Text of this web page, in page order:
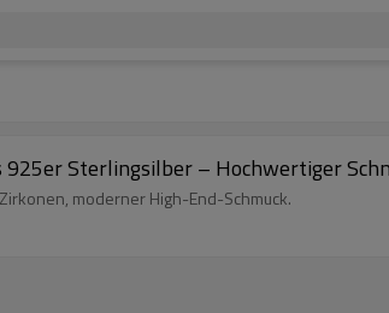
Sterlingsilber – Hochwertiger
moderner High-End-Schmuck.